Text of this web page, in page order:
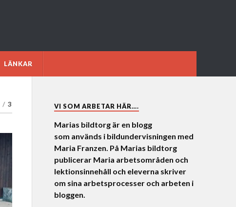
LÄNKAR
/ 3 VI SOM ARBETAR HÄR….
Marias bildtorg är en blogg
som används i bildundervisningen med
Maria Franzen. På Marias bildtorg
publicerar Maria arbetsområden och
lektionsinnehåll och eleverna skriver
om sina arbetsprocesser och arbeten i
bloggen.